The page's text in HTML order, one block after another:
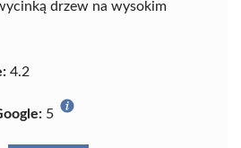
drzew na wysokim
4.2
5